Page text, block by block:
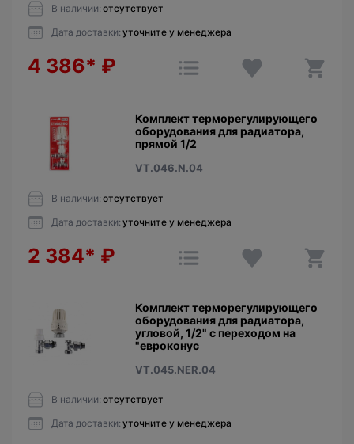
В наличии: отсутствует
Дата доставки: уточните у менеджера
4 386* ₽
Комплект терморегулирующего
оборудования для радиатора,
прямой 1/2
VT.046.N.04
В наличии: отсутствует
Дата доставки: уточните у менеджера
2 384* ₽
Комплект терморегулирующего
оборудования для радиатора,
угловой, 1/2" с переходом на
"евроконус
VT.045.NER.04
В наличии: отсутствует
Дата доставки: уточните у менеджера